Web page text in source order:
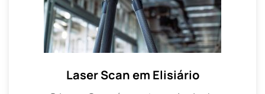
Laser Scan em Elisiário